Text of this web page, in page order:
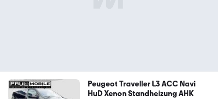
Peugeot Traveller L3 ACC Navi
HuD Xenon Standheizung AHK